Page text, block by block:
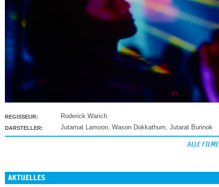
REGISSEUR: Roderick Warich
DARSTELLER: Jutamat Lamoon Wason Dokkathum Jutarat Burinok
ALLE FILME
AKTUELLES